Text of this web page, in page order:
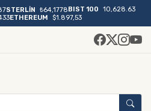
STERLİN ₺64,1778BIST 100
10,628.63
ETHEREUM $1.897,53